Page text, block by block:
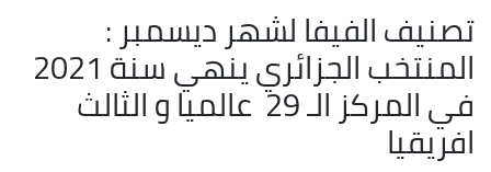
تصنيف الفيفا لشهر ديسمبر :
المنتخب الجزائري ينهي سنة 2021
في المركز الـ 29 عالميا و الثالث
افريقيا